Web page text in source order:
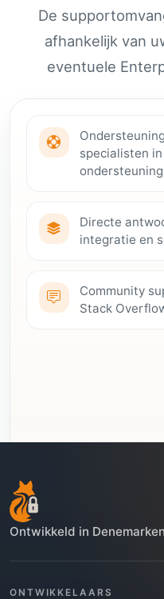
De
afhankelijk van
eventuele
specialisten
Directe
integratie en
Community
Stack
Ontwikkeld in
ONTWIKKELAARS